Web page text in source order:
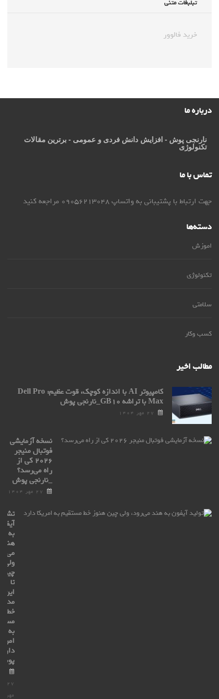
تبلبغات متنی
خرید فالوور
درباره ما
نارنجی پوش - افزایش دانش فردی و عمومی - برترین مقالات
تکنولوژی
تماس با ما
جهت ارتباط با پشتیبانی به واتساپ 09056213048 مراجعه کنید
دسته‌ها
اموزش
تکنولوژی
سلامتی
کسب وکار
مطالب اخیر
کامپیوتر AI با اندازه کوچک، قوت عظیم: Dell Pro
Max با تراشه GB۱۰_نارنجی پوش
۲۷ مهر ۱۴۰۴
نسخه آزمایشی
فوتبال منیجر
۲۰۲۶ کی از
راه می‌رسد؟
_نارنجی پوش
۲۷ مهر ۱۴۰۴
به
هند
ولی
چین
تا
این
مدت
خط
به
پوش
۲۷
مهر